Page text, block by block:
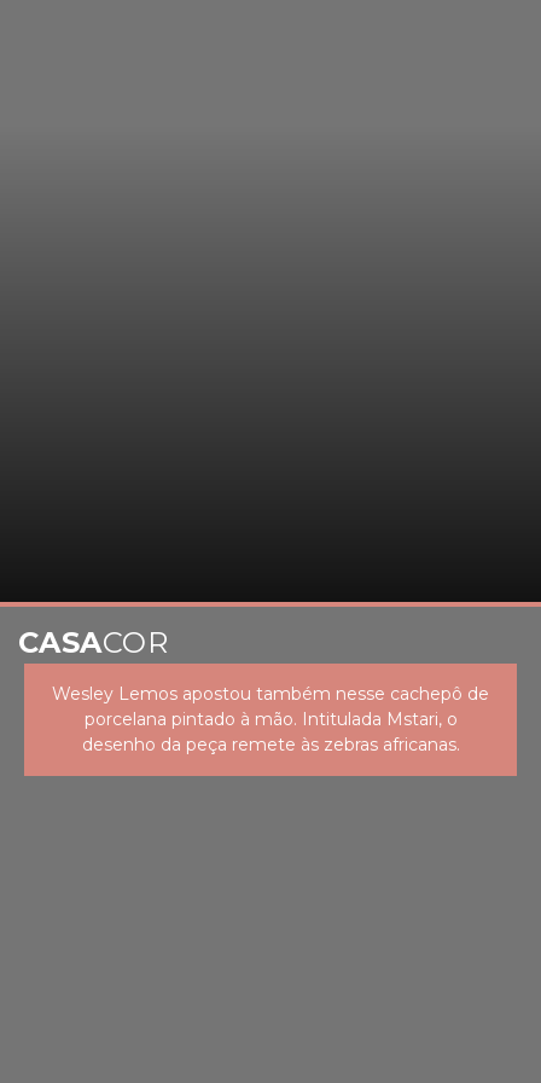
Wesley Lemos apostou também nesse cachepô de
porcelana pintado à mão. Intitulada Mstari, o
desenho da peça remete às zebras africanas.
CASACOR